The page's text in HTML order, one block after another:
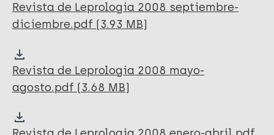
Revista de Leprologia 2008 septiembre-
diciembre.pdf (3.93 MB)
Revista de Leprologia 2008 mayo-
agosto.pdf (3.68 MB)